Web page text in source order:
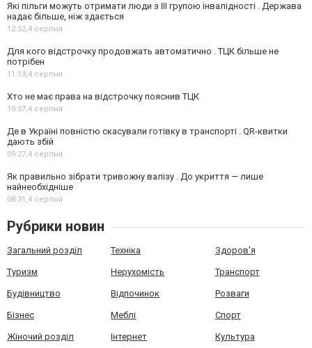
Які пільги можуть отримати люди з III групою інвалідності . Держава
надає більше, ніж здається
12:52,4 серпня
Для кого відстрочку продовжать автоматично . ТЦК більше не
потрібен
11:13,4 серпня
Хто не має права на відстрочку пояснив ТЦК
10:37,4 серпня
Де в Україні повністю скасували готівку в транспорті . QR-квитки
дають збій
09:27,4 серпня
Як правильно зібрати тривожну валізу . До укриття — лише
найнеобхідніше
08:31,4 серпня
Рубрики новин
Загальний розділ Техніка Здоров'я
Туризм Нерухомість Транспорт
Будівництво Відпочинок Розваги
Бізнес Меблі Спорт
Жіночий розділ Інтернет Культура